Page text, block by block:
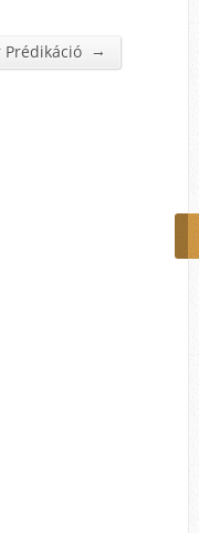
Prédikáció →